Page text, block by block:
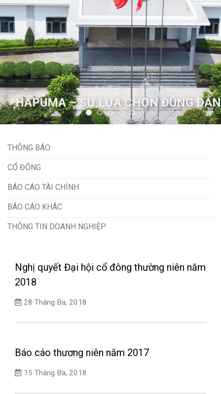
HAPUMA – SỰ LỰA CHỌN ĐÚNG ĐẮN
THÔNG BÁO
CỔ ĐÔNG
BÁO CÁO TÀI CHÍNH
BÁO CÁO KHÁC
THÔNG TIN DOANH NGHIỆP
Nghị quyết Đại hội cổ đông thường niên năm
2018
28 Tháng Ba, 2018
Báo cáo thương niên năm 2017
15 Tháng Ba, 2018